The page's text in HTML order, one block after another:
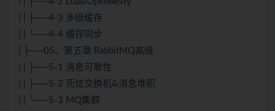
| | ├──4-3 多级缓存
| | └──4-4 缓存同步
| ├──05、第五章 RabbitMQ高级
| | ├──5-1 消息可靠性
| | ├──5-2 死信交换机&消息堆积
| | └──5-3 MQ集群